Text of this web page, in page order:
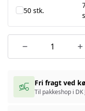
50 stk.
Fri fragt ved
Til pakkeshop i DK